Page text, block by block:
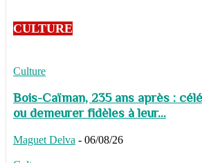
CULTURE
Culture
Bois-Caïman, 235 ans après :
ou demeurer fidèles à leur...
Maguet Delva - 06/08/26